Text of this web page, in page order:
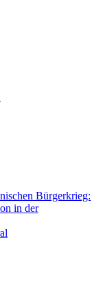
Bürgerkrieg:
in der